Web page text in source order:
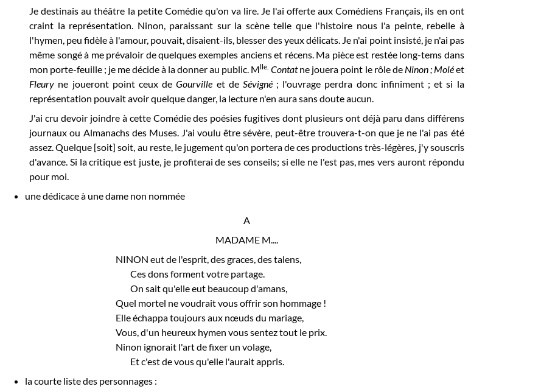
Je destinais au théâtre la petite Comédie qu'on va lire. Je l'ai offerte aux Comédiens Français, ils en ont
craint la représentation. Ninon, paraissant sur la scène telle que l'histoire nous l'a peinte, rebelle à
l'hymen, peu fidèle à l'amour, pouvait, disaient-ils, blesser des yeux délicats. Je n'ai point insisté, je n'ai pas
même songé à me prévaloir de quelques exemples anciens et récens. Ma pièce est restée long-tems dans
mon porte-feuille ; je me décide à la donner au public. Mlle. Contatne jouera point le rôle de Ninon ; Moléet
Fleury ne joueront point ceux deGourville et de Sévigné; l'ouvrage perdra donc infiniment ; et si la
représentation pouvait avoir quelque danger, la lecture n'en aura sans doute aucun.
J'ai cru devoir joindre à cette Comédie des poésies fugitives dont plusieurs ont déjà paru dans différens
journaux ou Almanachs des Muses. J'ai voulu être sévère, peut-être trouvera-t-on que je ne l'ai pas été
assez. Quelque [soit] soit, au reste, le jugement qu'on portera de ces productions très-légères, j'y souscris
d'avance. Si la critique est juste, je profiterai de ses conseils; si elle ne l'est pas, mes vers auront répondu
pour moi.
une dédicace à une dame non nommée
A
MADAME M....
NINON eut de l'esprit, des graces, des talens,
Ces dons forment votre partage.
On sait qu'elle eut beaucoup d'amans,
Quel mortel ne voudrait vous offrir son hommage !
Elle échappa toujours aux nœuds du mariage,
Vous, d'un heureux hymen vous sentez tout le prix.
Ninon ignorait l'art de fixer un volage,
Et c'est de vous qu'elle l'aurait appris.
la courte liste des personnages :